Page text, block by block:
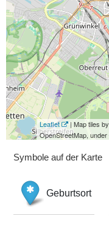
Leaflet
| Map tiles
OpenStreetMap, under
Symbole auf der Karte
Geburtsort